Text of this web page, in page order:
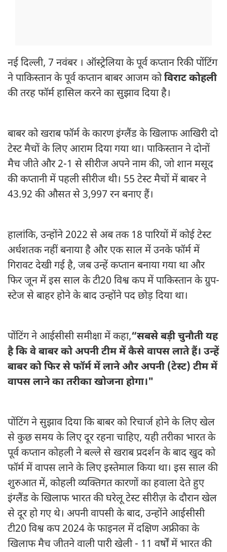
नई दिल्ली, 7 नवंबर । ऑस्ट्रेलिया के पूर्व कप्तान रिकी पोंटिंग
ने पाकिस्तान के पूर्व कप्तान बाबर आजम कोविराट कोहली
की तरह फॉर्म हासिल करने का सुझाव दिया है।
बाबर को खराब फॉर्म के कारण इंग्लैंड के खिलाफ आखिरी दो
टेस्ट मैचों के लिए आराम दिया गया था। पाकिस्तान ने दोनों
मैच जीते और 2-1 से सीरीज अपने नाम की, जो शान मसूद
की कप्तानी में पहली सीरीज थी। 55 टेस्ट मैचों में बाबर ने
43.92 की औसत से 3,997 रन बनाए हैं।
हालांकि, उन्होंने 2022 से अब तक 18 पारियों में कोई टेस्ट
अर्धशतक नहीं बनाया है और एक साल में उनके फॉर्म में
गिरावट देखी गई है, जब उन्हें कप्तान बनाया गया था और
फिर जून में इस साल के टी20 विश्व कप में पाकिस्तान के ग्रुप-
स्टेज से बाहर होने के बाद उन्होंने पद छोड़ दिया था।
पोंटिंग ने आईसीसी समीक्षा में कहा,“सबसे बड़ी चुनौती यह
है कि वे बाबर को अपनी टीम में कैसे वापस लाते हैं। उन्हें
बाबर को फिर से फॉर्म में लाने और अपनी (टेस्ट) टीम में
वापस लाने का तरीका खोजना होगा।"
पोंटिंग ने सुझाव दिया कि बाबर को रिचार्ज होने के लिए खेल
से कुछ समय के लिए दूर रहना चाहिए, यही तरीका भारत के
पूर्व कप्तान कोहली ने बल्ले से खराब प्रदर्शन के बाद खुद को
फॉर्म में वापस लाने के लिए इस्तेमाल किया था। इस साल की
शुरुआत में, कोहली व्यक्तिगत कारणों का हवाला देते हुए
इंग्लैंड के खिलाफ भारत की घरेलू टेस्ट सीरीज़ के दौरान खेल
से दूर हो गए थे। अपनी वापसी के बाद, उन्होंने आईसीसी
टी20 विश्व कप 2024 के फाइनल में दक्षिण अफ्रीका के
खिलाफ मैच जीतने वाली पारी खेली - 11 वर्षों में भारत की